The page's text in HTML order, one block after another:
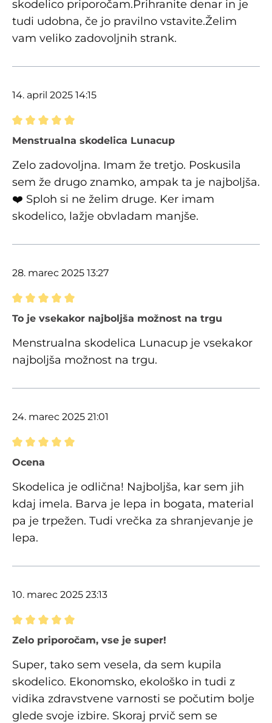
skodelico priporočam.Prihranite denar in je
tudi udobna, če jo pravilno vstavite.Želim
vam veliko zadovoljnih strank.
14. april 2025 14:15
Ocena z oceno 5 od 5 zvezdic
Menstrualna skodelica Lunacup
Zelo zadovoljna. Imam že tretjo. Poskusila
sem že drugo znamko, ampak ta je najboljša.
❤️ Sploh si ne želim druge. Ker imam
skodelico, lažje obvladam manjše.
28. marec 2025 13:27
Ocena z oceno 5 od 5 zvezdic
To je vsekakor najboljša možnost na trgu
Menstrualna skodelica Lunacup je vsekakor
najboljša možnost na trgu.
24. marec 2025 21:01
Ocena z oceno 5 od 5 zvezdic
Ocena
Skodelica je odlična! Najboljša, kar sem jih
kdaj imela. Barva je lepa in bogata, material
pa je trpežen. Tudi vrečka za shranjevanje je
lepa.
10. marec 2025 23:13
Ocena z oceno 5 od 5 zvezdic
Zelo priporočam, vse je super!
Super, tako sem vesela, da sem kupila
skodelico. Ekonomsko, ekološko in tudi z
vidika zdravstvene varnosti se počutim bolje
glede svoje izbire. Skoraj prvič sem se